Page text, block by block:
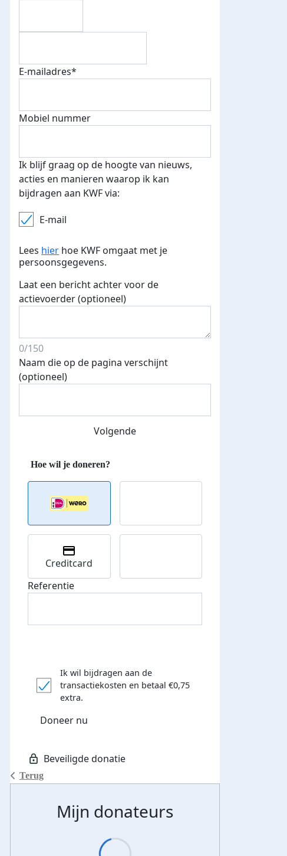
E-mails verstuurd
Streefbedrag verhoogd
Donateurs bedankt
Bij 500 euro aan donaties ontvang
je je speciale KWF t-shirt!
E-mailadres*
Mobiel nummer
Ik blijf graag op de hoogte van nieuws,
acties en manieren waarop ik kan
bijdragen aan KWF via:
E-mail
Lees hier hoe KWF omgaat met je
persoonsgegevens.
Laat een bericht achter voor de
actievoerder (optioneel)
0/150
Naam die op de pagina verschijnt
(optioneel)
Volgende
Terug
Creditcard
Referentie
Ik wil bijdragen aan de
transactiekosten en betaal €0,75
extra.
Doneer nu
Mijn donateurs